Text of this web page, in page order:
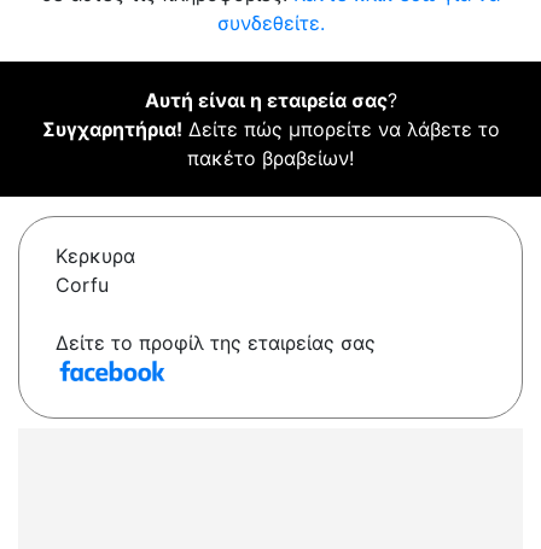
συνδεθείτε.
Αυτή είναι η εταιρεία σας?
Συγχαρητήρια! Δείτε πώς μπορείτε να λάβετε το
πακέτο βραβείων!
Κερκυρα
Corfu
Δείτε το προφίλ της εταιρείας σας